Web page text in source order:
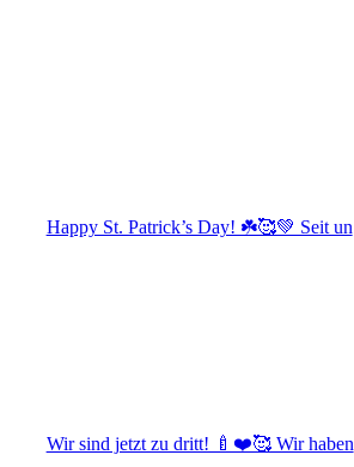
Happy St. Patrick’s Day! ☘️🥰💚 Seit un
Wir sind jetzt zu dritt! 🍼❤️🥰 Wir haben